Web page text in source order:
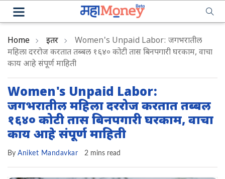
Home इतर
Women's Unpaid Labor: जगभरातील
महिला दररोज करतात तब्बल १६४० कोटी तास ब‍िनपगारी घरकाम, वाचा
काय आहे संपूर्ण माहिती
Women's Unpaid Labor:
जगभरातील महिला दररोज करतात तब्बल
१६४० कोटी तास ब‍िनपगारी घरकाम, वाचा
काय आहे संपूर्ण माहिती
By Aniket Mandavkar 2 mins read